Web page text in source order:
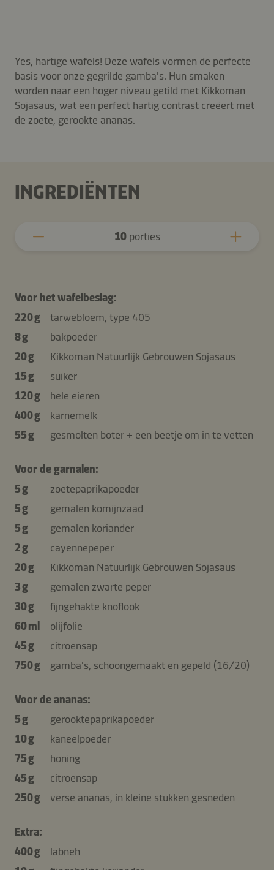
Yes, hartige wafels! Deze wafels vormen de perfecte
basis voor onze gegrilde gamba's. Hun smaken
worden naar een hoger niveau getild met Kikkoman
Sojasaus, wat een perfect hartig contrast creëert met
de zoete, gerookte ananas.
INGREDIËNTEN
10porties
Voor het wafelbeslag:
220 g
tarwebloem, type 405
8 g
bakpoeder
20 g
Kikkoman Natuurlijk Gebrouwen Sojasaus
15 g
suiker
120 g
hele eieren
400 g
karnemelk
55 g
gesmolten boter + een beetje om in te vetten
Voor de garnalen:
5 g
zoetepaprikapoeder
5 g
gemalen komijnzaad
5 g
gemalen koriander
2 g
cayennepeper
20 g
Kikkoman Natuurlijk Gebrouwen Sojasaus
3 g
gemalen zwarte peper
30 g
fijngehakte knoflook
60 ml
olijfolie
45 g
citroensap
750 g
gamba's, schoongemaakt en gepeld (16/20)
Voor de ananas:
5 g
gerooktepaprikapoeder
10 g
kaneelpoeder
75 g
honing
45 g
citroensap
250 g
verse ananas, in kleine stukken gesneden
Extra:
400 g
labneh